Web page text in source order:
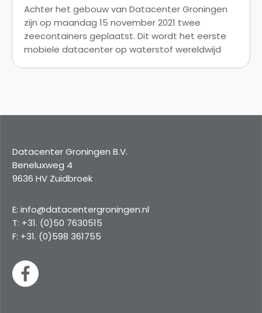
Achter het gebouw van Datacenter Groningen
zijn op maandag 15 november 2021 twee
zeecontainers geplaatst. Dit wordt het eerste
mobiele datacenter op waterstof wereldwijd
Datacenter Groningen B.V.
Beneluxweg 4
9636 HV Zuidbroek
E: info@datacentergroningen.nl
T: +31. (0)50 7630515
F: +31. (0)598 361755